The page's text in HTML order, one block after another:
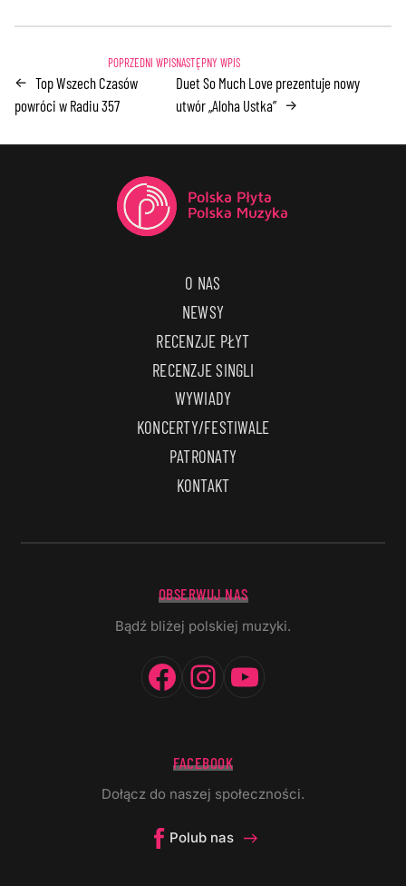
← Top Wszech Czasów
powróci w Radiu 357
Duet So Much Love prezentuje nowy
utwór „Aloha Ustka” →
O NAS
NEWSY
RECENZJE PŁYT
RECENZJE SINGLI
WYWIADY
KONCERTY/FESTIWALE
PATRONATY
KONTAKT
OBSERWUJ NAS
Bądź bliżej polskiej muzyki.
Facebook
Instagram
FACEBOOK
Dołącz do naszej społeczności.
Polub nas